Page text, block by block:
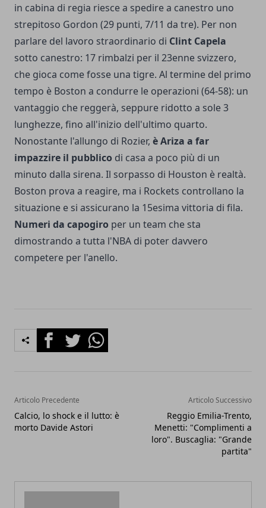
in cabina di regia riesce a spedire a canestro uno
strepitoso Gordon (29 punti, 7/11 da tre). Per non
parlare del lavoro straordinario di Clint Capela
sotto canestro: 17 rimbalzi per il 23enne svizzero,
che gioca come fosse una tigre. Al termine del primo
tempo è Boston a condurre le operazioni (64-58): un
vantaggio che reggerà, seppure ridotto a sole 3
lunghezze, fino all'inizio dell'ultimo quarto.
Nonostante l'allungo di Rozier, è Ariza a far
impazzire il pubblico di casa a poco più di un
minuto dalla sirena. Il sorpasso di Houston è realtà.
Boston prova a reagire, ma i Rockets controllano la
situazione e si assicurano la 15esima vittoria di fila.
Numeri da capogiro per un team che sta
dimostrando a tutta l'NBA di poter davvero
competere per l'anello.
FacebookTwitterWhatsapp
Articolo Precedente
Calcio, lo shock e il lutto: è
morto Davide Astori
Articolo Successivo
Reggio Emilia-Trento,
Menetti: "Complimenti a
loro". Buscaglia: "Grande
partita"